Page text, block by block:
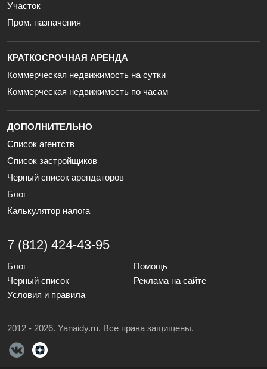
Участок
Пром. назначения
КРАТКОСРОЧНАЯ АРЕНДА
Коммерческая недвижимость на сутки
Коммерческая недвижимость по часам
ДОПОЛНИТЕЛЬНО
Список агентств
Список застройщиков
Черный список арендаторов
Блог
Калькулятор налога
7 (812) 424-43-95
Блог
Помощь
Черный список
Реклама на сайте
Условия и правила
2012 - 2026. Yanaidy.ru. Все права защищены.